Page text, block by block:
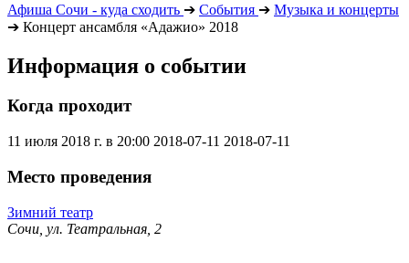
Афиша Сочи - куда сходить ➔ События ➔ Музыка и концерты
➔ Концерт ансамбля «Адажио» 2018
Информация о событии
Когда проходит
11 июля 2018 г. в 20:00 2018-07-11 2018-07-11
Место проведения
Зимний театр
Сочи, ул. Театральная, 2